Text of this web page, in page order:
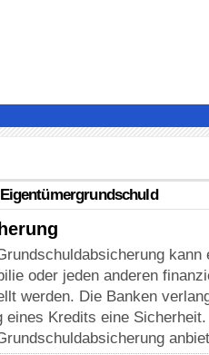
kann
oder jeden anderen
werden. Die Banken
eines Kredits eine